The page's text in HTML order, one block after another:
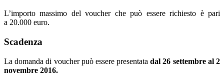
L’importo massimo del voucher che può essere richiesto è pari
a 20.000 euro.
Scadenza
La domanda di voucher può essere presentata dal 26 settembre al 2
novembre 2016.